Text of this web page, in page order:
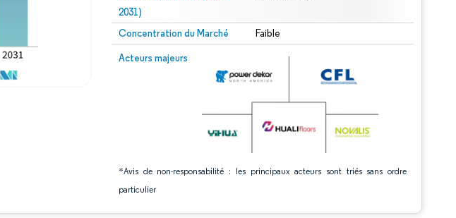
2031)
Concentration du Marché Faible
Acteurs majeurs
*Avis de non-responsabilité : les principaux acteurs sont triés sans ordre
particulier
Image © Mordor Intelligence. La réutilisation nécessite une attribution sous CC BY 4.0.